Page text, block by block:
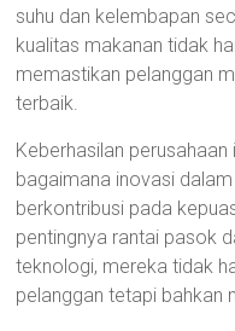
suhu dan kelembapan
kualitas makanan tidak
memastikan pelanggan
terbaik.
Keberhasilan
bagaimana inovasi dalam
berkontribusi pada
pentingnya rantai pasok
teknologi, mereka tidak
pelanggan tetapi bahkan